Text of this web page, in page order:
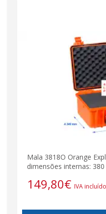
Mala 3818O Orange
dimensões internas:
149,80€ IVA incluído